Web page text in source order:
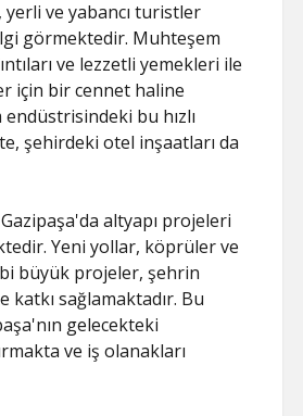
ve yabancı turistler
görmektedir. Muhteşem
ve lezzetli yemekleri ile
için bir cennet haline
bu hızlı
şehirdeki otel inşaatları da
altyapı projeleri
Yeni yollar, köprüler ve
büyük projeler, şehrin
katkı sağlamaktadır. Bu
gelecekteki
ve iş olanakları